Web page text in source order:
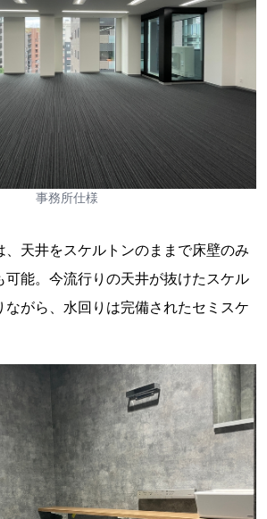
事務所仕様
、天井をスケルトンのままで床壁のみ
可能。今流行りの天井が抜けたスケル
ながら、水回りは完備されたセミスケ